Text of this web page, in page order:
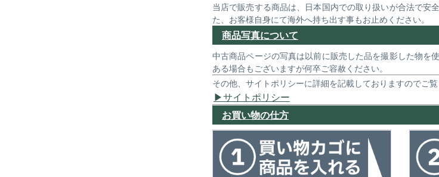
当店で販売する商品は、日本国内での取り扱いが合法で安
た、お客様自身にて海外へ持ち出す事もお止めください。
商品写真について
中古商品ページの写真は以前に販売した品を撮影した物を
ある場合もございますが何卒ご容赦ください。
その他、サイトポリシーに詳細を記載しておりますのでご覧
サイトポリシー
お買い物の仕方